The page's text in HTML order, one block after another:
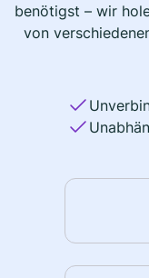
benötigst – wir
von